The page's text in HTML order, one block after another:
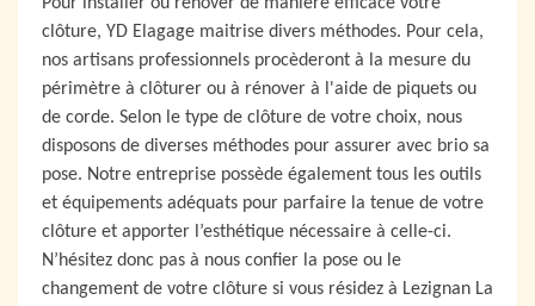
clôture, YD Elagage maitrise divers méthodes. Pour cela,
nos artisans professionnels procèderont à la mesure du
périmètre à clôturer ou à rénover à l'aide de piquets ou
de corde. Selon le type de clôture de votre choix, nous
disposons de diverses méthodes pour assurer avec brio sa
pose. Notre entreprise possède également tous les outils
et équipements adéquats pour parfaire la tenue de votre
clôture et apporter l’esthétique nécessaire à celle-ci.
N’hésitez donc pas à nous confier la pose ou le
changement de votre clôture si vous résidez à Lezignan La